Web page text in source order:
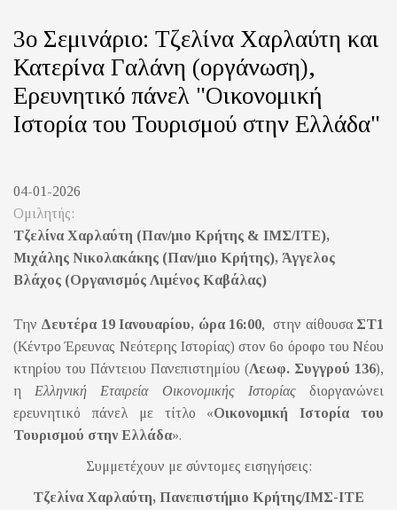
3ο Σεμινάριο: Τζελίνα Χαρλαύτη και
Κατερίνα Γαλάνη (οργάνωση),
Ερευνητικό πάνελ "Οικονομική
Ιστορία του Τουρισμού στην Ελλάδα"
04-01-2026
Ομιλητής:
Τζελίνα Χαρλαύτη (Παν/μιο Κρήτης & ΙΜΣ/ΙΤΕ),
Μιχάλης Νικολακάκης (Παν/μιο Κρήτης), Άγγελος
Βλάχος (Οργανισμός Λιμένος Καβάλας)
Την Δευτέρα 19 Ιανουαρίου, ώρα 16:00, στην αίθουσα ΣΤ1
(Κέντρο Έρευνας Νεότερης Ιστορίας) στον 6ο όροφο του Νέου
κτηρίου του Πάντειου Πανεπιστημίου (Λεωφ. Συγγρού 136),
η Ελληνική Εταιρεία Οικονομικής Ιστορίαςδιοργανώνει
ερευνητικό πάνελ με τίτλο «Οικονομική Ιστορία του
Τουρισμού στην Ελλάδα».
Συμμετέχουν με σύντομες εισηγήσεις:
Τζελίνα Χαρλαύτη, Πανεπιστήμιο Κρήτης/ΙΜΣ-ΙΤΕ